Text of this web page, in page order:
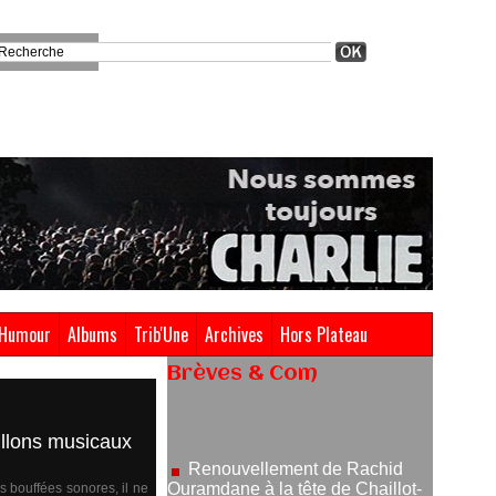
Humour Albums Trib'Une Archives Hors Plateau
musicaux
bouffées sonores, il ne
Brèves & Com
Nomination de Jérôme